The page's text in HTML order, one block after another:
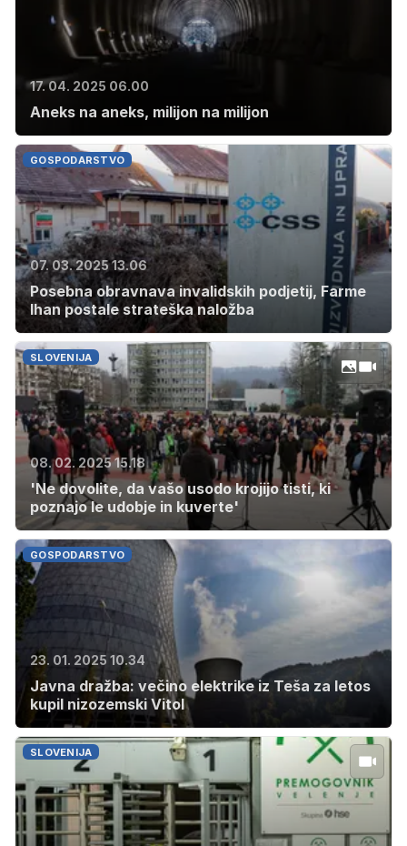
17. 04. 2025 06.00
Aneks na aneks, milijon na milijon
GOSPODARSTVO
07. 03. 2025 13.06
Posebna obravnava invalidskih podjetij, Farme
Ihan postale strateška naložba
SLOVENIJA
08. 02. 2025 15.18
'Ne dovolite, da vašo usodo krojijo tisti, ki
poznajo le udobje in kuverte'
GOSPODARSTVO
23. 01. 2025 10.34
Javna dražba: večino elektrike iz Teša za letos
kupil nizozemski Vitol
SLOVENIJA